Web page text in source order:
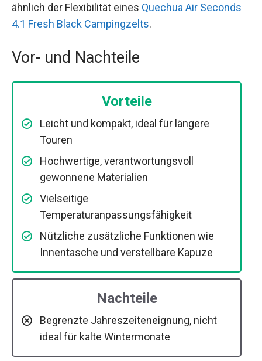
ähnlich der Flexibilität eines Quechua Air Seconds
4.1 Fresh Black Campingzelts.
Vor- und Nachteile
Vorteile
Leicht und kompakt, ideal für längere
Touren
Hochwertige, verantwortungsvoll
gewonnene Materialien
Vielseitige
Temperaturanpassungsfähigkeit
Nützliche zusätzliche Funktionen wie
Innentasche und verstellbare Kapuze
Nachteile
Begrenzte Jahreszeiteneignung, nicht
ideal für kalte Wintermonate